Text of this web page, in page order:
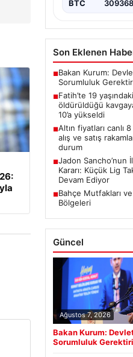
BTC
Son Eklenen
■Bakan Kurum:
Sorumluluk
■Fatih’te 19
öldürüldüğü
10’a yükseldi
■Altın fiyatları canlı
alış ve satış
durum
■Jadon Sancho’nun
Kararı: Küçük Lig
Devam Ediyor
■Bahçe Mutfakları
Bölgeleri
Güncel
Ağustos 7, 2026
Bakan Kurum:
Sorumluluk